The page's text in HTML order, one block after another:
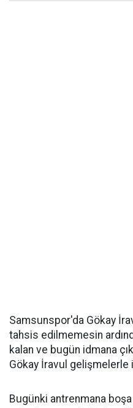
Samsunspor'da Gökay
tahsis edilmemesin
kalan ve bugün idmana
Gökay İravul gelişmelerle
Bugünki antrenmana